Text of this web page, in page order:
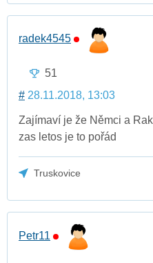
radek4545
51
# 28.11.2018, 13:03
Zajímaví je že Němci a
zas letos je to pořád
Truskovice
Petr11